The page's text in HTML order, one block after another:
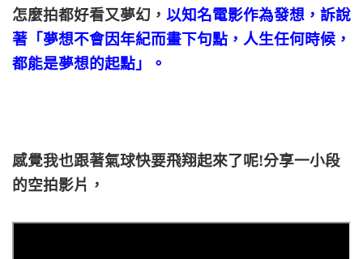
怎麼拍都好看又夢幻， 以知名電影作為發想，訴說
著「夢想不會因年紀而畫下句點，人生任何時候，
都能是夢想的起點」。
感覺我也跟著氣球快要飛翔起來了呢!分享一小段
的空拍影片，